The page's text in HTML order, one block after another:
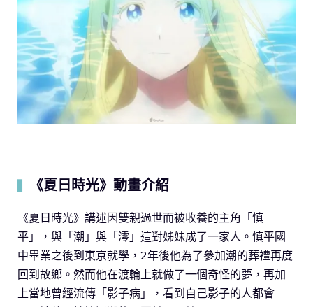
《夏日時光》動畫介紹
《夏日時光》講述因雙親過世而被收養的主角「慎
平」，與「潮」與「澪」這對姊妹成了一家人。慎平國
中畢業之後到東京就學，2年後他為了參加潮的葬禮再度
回到故鄉。然而他在渡輪上就做了一個奇怪的夢，再加
上當地曾經流傳「影子病」，看到自己影子的人都會